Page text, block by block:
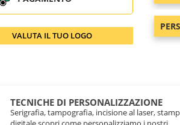
VALUTA IL TUO LOGO BLU
TECNICHE DI PERSONALIZZAZIONE
Serigrafia, tampografia, incisione al laser,